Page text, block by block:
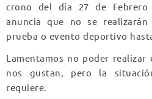
crono del día 27 de
anuncia que no se
prueba o evento deportivo
Lamentamos no poder
nos gustan, pero la
requiere.